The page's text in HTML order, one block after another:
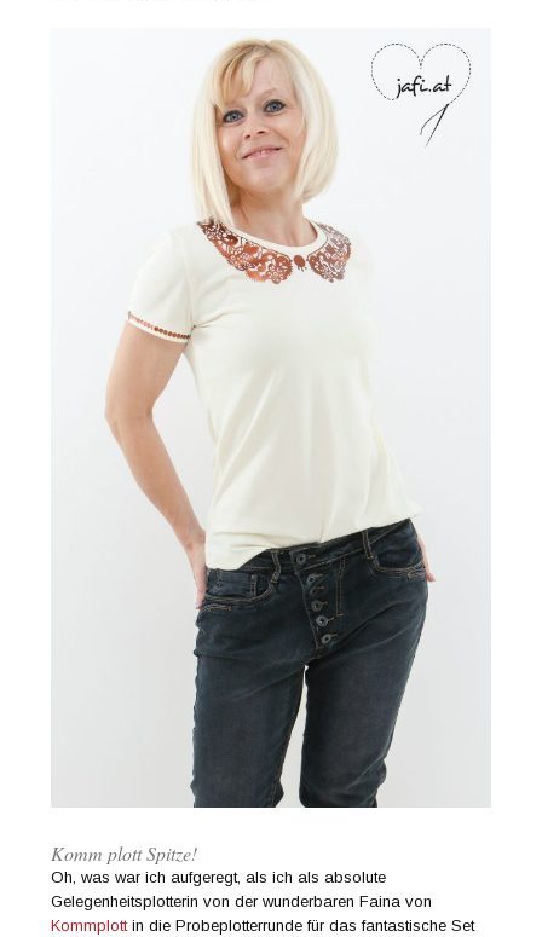
Komm plott Spitze!
Oh, was war ich aufgeregt, als ich als absolute
Gelegenheitsplotterin von der wunderbaren Faina von
Kommplottin die Probeplotterrunde für das fantastische Set